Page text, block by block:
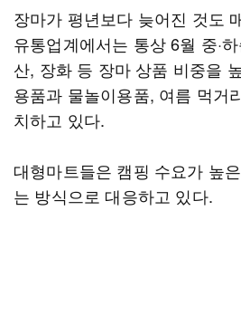
장마가 평년보다 늦어진 것도
유통업계에서는 통상 6월 중·
산, 장화 등 장마 상품 비중을
용품과 물놀이용품, 여름 먹거
치하고 있다.
대형마트들은 캠핑 수요가 높
는 방식으로 대응하고 있다.